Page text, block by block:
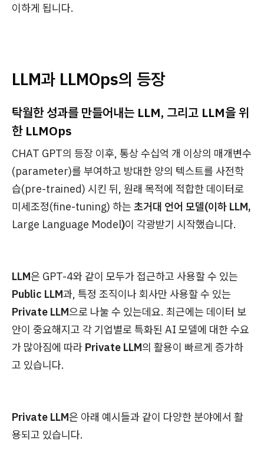
이하게 됩니다.
LLM과 LLMOps의 등장
탁월한 성과를 만들어내는 LLM, 그리고 LLM을 위
한 LLMOps
CHAT GPT의 등장 이후, 통상 수십억 개 이상의 매개변수
(parameter)를 부여하고 방대한 양의 텍스트를 사전학
습(pre-trained) 시킨 뒤, 원래 목적에 적합한 데이터로
미세조정(fine-tuning) 하는 초거대 언어 모델(이하 LLM,
Large Language Model)이 각광받기 시작했습니다.
LLM은 GPT-4와 같이 모두가 접근하고 사용할 수 있는
Public LLM과, 특정 조직이나 회사만 사용할 수 있는
Private LLM으로 나눌 수 있는데요. 최근에는 데이터 보
안이 중요해지고 각 기업별로 특화된 AI 모델에 대한 수요
가 많아짐에 따라 Private LLM의 활용이 빠르게 증가하
고 있습니다.
Private LLM은 아래 예시들과 같이 다양한 분야에서 활
용되고 있습니다.